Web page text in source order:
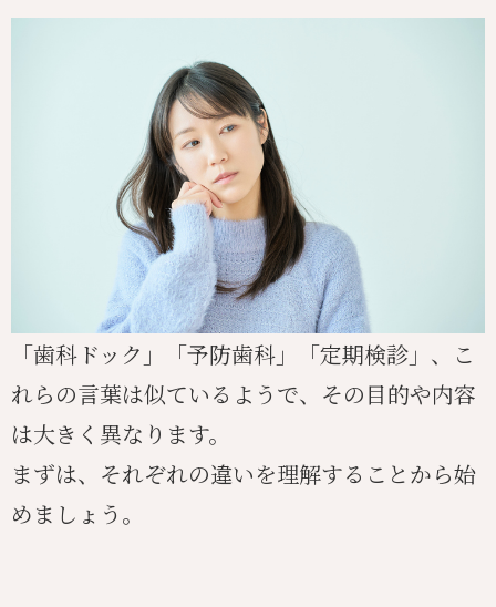
「歯科ドック」「予防歯科」「定期検診」、こ
れらの言葉は似ているようで、その目的や内容
は大きく異なります。
まずは、それぞれの違いを理解することから始
めましょう。